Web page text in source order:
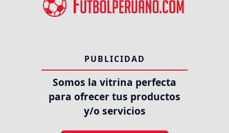
PUBLICIDAD
Somos la vitrina perfecta
para ofrecer tus productos
y/o servicios